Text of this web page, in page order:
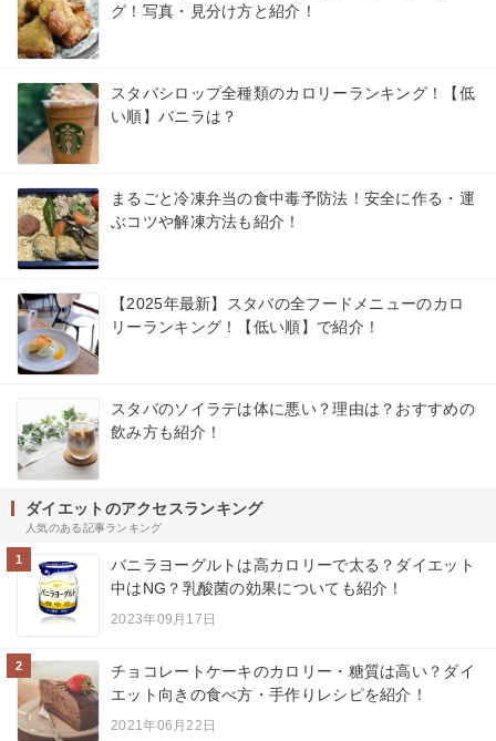
グ！写真・見分け方と紹介！
スタバシロップ全種類のカロリーランキング！【低
い順】バニラは？
まるごと冷凍弁当の食中毒予防法！安全に作る・運
ぶコツや解凍方法も紹介！
【2025年最新】スタバの全フードメニューのカロ
リーランキング！【低い順】で紹介！
スタバのソイラテは体に悪い？理由は？おすすめの
飲み方も紹介！
ダイエットのアクセスランキング
人気のある記事ランキング
1
バニラヨーグルトは高カロリーで太る？ダイエット
中はNG？乳酸菌の効果についても紹介！
2023年09月17日
2
チョコレートケーキのカロリー・糖質は高い？ダイ
エット向きの食べ方・手作りレシピを紹介！
2021年06月22日